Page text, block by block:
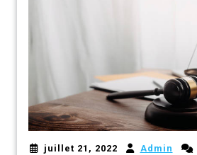
juillet 21, 2022 Admin